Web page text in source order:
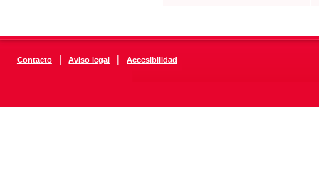
Contacto | Aviso legal | Accesibilidad